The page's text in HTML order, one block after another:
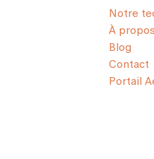
Notre
À propos
Blog
Contact
Portail